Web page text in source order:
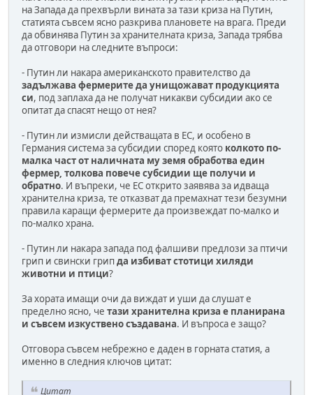
на Запада да прехвърли вината за тази криза на Путин,
статията съвсем ясно разкрива плановете на врага. Преди
да обвинява Путин за хранителната криза, Запада трябва
да отговори на следните въпроси:
- Путин ли накара американското правителство да
задължава фермерите да унищожават продукцията
си, под заплаха да не получат никакви субсидии ако се
опитат да спасят нещо от нея?
- Путин ли измисли действащата в ЕС, и особено в
Германия система за субсидии според която колкото по-
малка част от наличната му земя обработва един
фермер, толкова повече субсидии ще получи и
обратно. И въпреки, че ЕС открито заявява за идваща
хранителна криза, те отказват да премахнат тези безумни
правила каращи фермерите да произвеждат по-малко и
по-малко храна.
- Путин ли накара запада под фалшиви предлози за птичи
грип и свински грипда избиват стотици хиляди
животни и птици?
За хората имащи очи да виждат и уши да слушат е
пределно ясно, че тази хранителна криза е планирана
и съвсем изкуствено създавана. И въпроса е защо?
Отговора съвсем небрежно е даден в горната статия, а
именно в следния ключов цитат:
Цитат